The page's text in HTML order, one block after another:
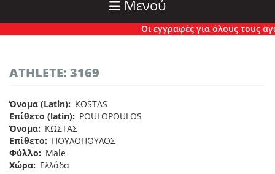
Μενού
Οι εγγραφές για όλους τους
ATHLETE: 3169
Όνομα (Latin)
KOSTAS
Επίθετο (latin)
POULOPOULOS
Όνομα
ΚΩΣΤΑΣ
Επίθετο
ΠΟΥΛΟΠΟΥΛΟΣ
Φύλλο
Male
Χώρα
Ελλάδα